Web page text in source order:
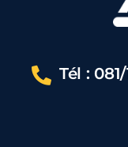
Tél :